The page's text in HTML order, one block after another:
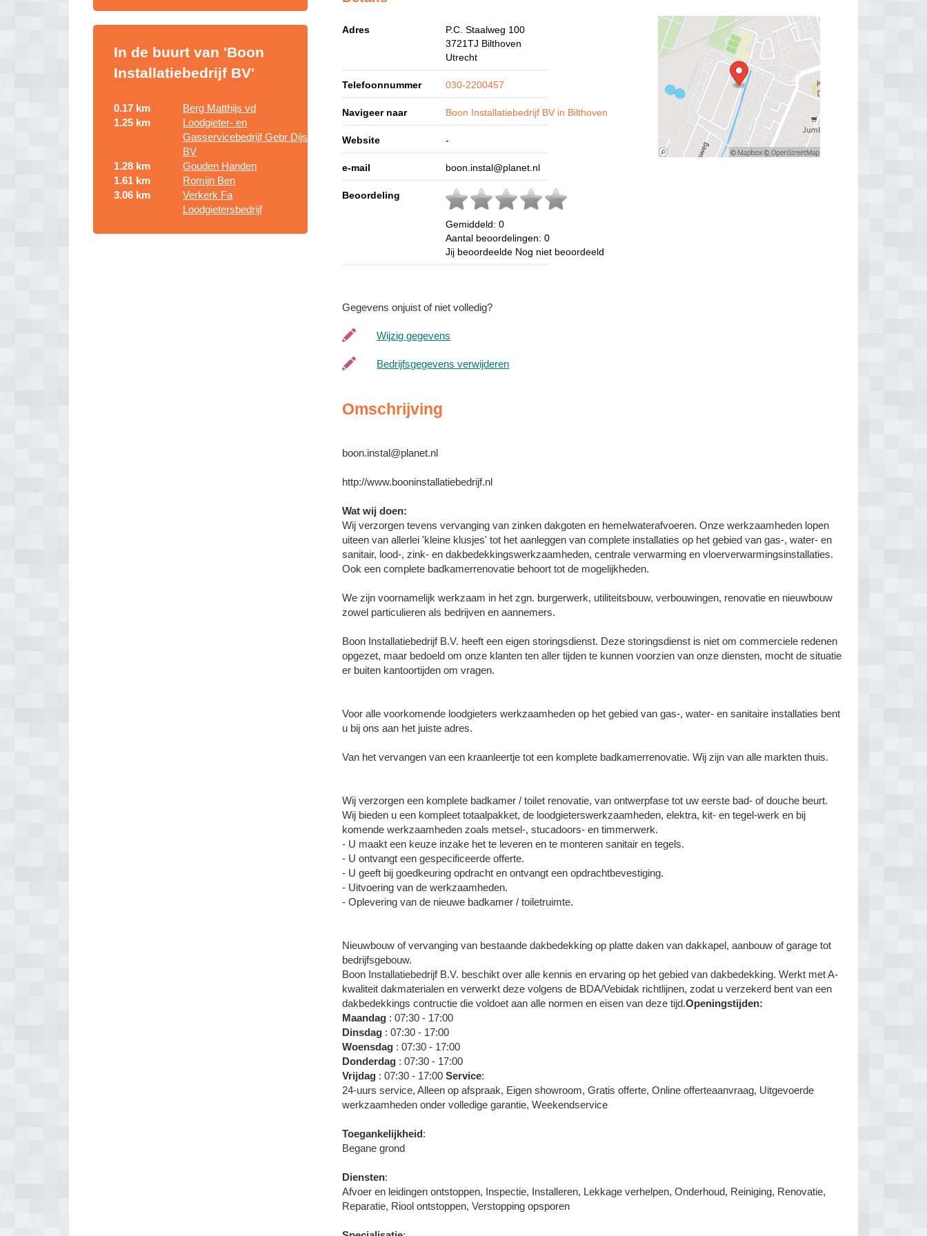
In de buurt van 'Boon
Installatiebedrijf BV'
0.17 km
Berg Matthijs vd
1.25 km
Loodgieter- en
Gasservicebedrijf Gebr Dijs
BV
1.28 km
Gouden Handen
1.61 km
Romijn Ben
3.06 km
Verkerk Fa
Loodgietersbedrijf
Adres
P.C. Staalweg 100
3721TJ Bilthoven
Utrecht
Telefoonnummer 030-2200457
Navigeer naar Boon Installatiebedrijf BV in Bilthoven
Website -
e-mail boon.instal@planet.nl
Beoordeling
Gemiddeld:0
Aantal beoordelingen:0
Jij beoordeelde Nog niet beoordeeld
Gegevens onjuist of niet volledig?
Wijzig gegevens
Bedrijfsgegevens verwijderen
Omschrijving
boon.instal@planet.nl
http://www.booninstallatiebedrijf.nl
Wat wij doen:
Wij verzorgen tevens vervanging van zinken dakgoten en hemelwaterafvoeren. Onze werkzaamheden lopen
uiteen van allerlei 'kleine klusjes' tot het aanleggen van complete installaties op het gebied van gas-, water- en
sanitair, lood-, zink- en dakbedekkingswerkzaamheden, centrale verwarming en vloerverwarmingsinstallaties.
Ook een complete badkamerrenovatie behoort tot de mogelijkheden.
We zijn voornamelijk werkzaam in het zgn. burgerwerk, utiliteitsbouw, verbouwingen, renovatie en nieuwbouw
zowel particulieren als bedrijven en aannemers.
Boon Installatiebedrijf B.V. heeft een eigen storingsdienst. Deze storingsdienst is niet om commerciele redenen
opgezet, maar bedoeld om onze klanten ten aller tijden te kunnen voorzien van onze diensten, mocht de situatie
er buiten kantoortijden om vragen.
Voor alle voorkomende loodgieters werkzaamheden op het gebied van gas-, water- en sanitaire installaties bent
u bij ons aan het juiste adres.
Van het vervangen van een kraanleertje tot een komplete badkamerrenovatie. Wij zijn van alle markten thuis.
Wij verzorgen een komplete badkamer / toilet renovatie, van ontwerpfase tot uw eerste bad- of douche beurt.
Wij bieden u een kompleet totaalpakket, de loodgieterswerkzaamheden, elektra, kit- en tegel-werk en bij
komende werkzaamheden zoals metsel-, stucadoors- en timmerwerk.
- U maakt een keuze inzake het te leveren en te monteren sanitair en tegels.
- U ontvangt een gespecificeerde offerte.
- U geeft bij goedkeuring opdracht en ontvangt een opdrachtbevestiging.
- Uitvoering van de werkzaamheden.
- Oplevering van de nieuwe badkamer / toiletruimte.
Nieuwbouw of vervanging van bestaande dakbedekking op platte daken van dakkapel, aanbouw of garage tot
bedrijfsgebouw.
Boon Installatiebedrijf B.V. beschikt over alle kennis en ervaring op het gebied van dakbedekking. Werkt met A-
kwaliteit dakmaterialen en verwerkt deze volgens de BDA/Vebidak richtlijnen, zodat u verzekerd bent van een
dakbedekkings contructie die voldoet aan alle normen en eisen van deze tijd.Openingstijden:
Maandag : 07:30 - 17:00
Dinsdag : 07:30 - 17:00
Woensdag : 07:30 - 17:00
Donderdag : 07:30 - 17:00
Vrijdag : 07:30 - 17:00Service:
24-uurs service, Alleen op afspraak, Eigen showroom, Gratis offerte, Online offerteaanvraag, Uitgevoerde
werkzaamheden onder volledige garantie, Weekendservice
Toegankelijkheid:
Begane grond
Diensten:
Afvoer en leidingen ontstoppen, Inspectie, Installeren, Lekkage verhelpen, Onderhoud, Reiniging, Renovatie,
Reparatie, Riool ontstoppen, Verstopping opsporen